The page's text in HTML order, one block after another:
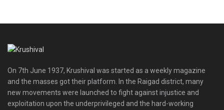
On 7th June 1937, Krushival was started as a weekly magazine
and the masses got their platform. In the Raigad district, many
new movements were launched to fight against injustice and
exploitation upon the underprivileged and the hard-working